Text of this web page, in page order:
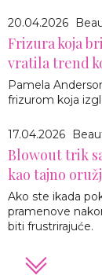
20.04.2026
Frizura koja
vratila trend
Pamela
frizurom koja
17.04.2026
Blowout trik
kao tajno
Ako ste ikada
pramenove
biti frustrirajuće.